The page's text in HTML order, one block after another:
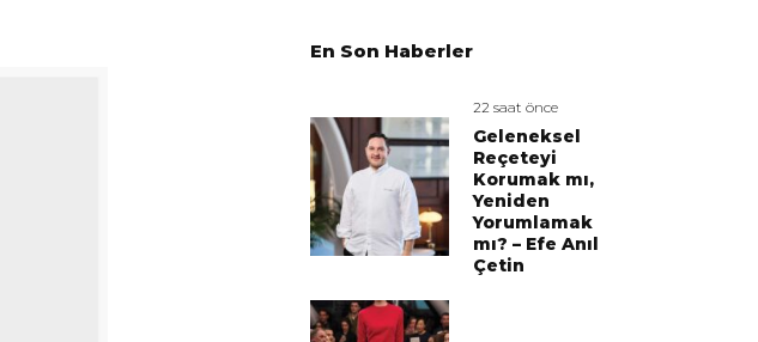
En Son Haberler
22 saat önce
Geleneksel
Reçeteyi
Korumak mı,
Yeniden
Yorumlamak
mı? – Efe Anıl
Çetin